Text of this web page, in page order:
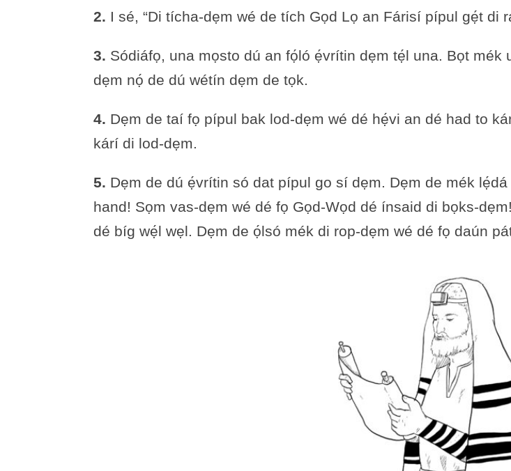
2. I sé, “Di tícha-dẹm wé de tích Gọd Lọ an Fárisí pípul gẹ́t di
3. Sódiáfọ, una mọsto dú an fọ́ló ẹ́vrítin dẹm tẹ́l una. Bọt
dẹm nọ́ de dú wétín dẹm de tọk.
4. Dẹm de taí fọ pípul bak lod-dẹm wé dé hẹ́vi an dé had to
kárí di lod-dẹm.
5. Dẹm de dú ẹ́vrítin só dat pípul go sí dẹm. Dẹm de mék
hand! Sọm vas-dẹm wé dé fọ Gọd-Wọd dé ínsaid di bọks-
dé bíg wẹ́l wẹl. Dẹm de ọ́lsó mék di rop-dẹm wé dé fọ daún